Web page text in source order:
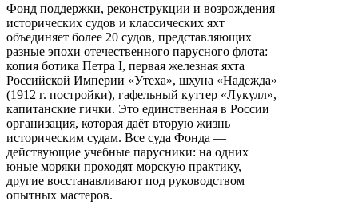
Фонд поддержки, реконструкции и возрождения
исторических судов и классических яхт
объединяет более 20 судов, представляющих
разные эпохи отечественного парусного флота:
копия ботика Петра I, первая железная яхта
Российской Империи «Утеха», шхуна «Надежда»
(1912 г. постройки), гафельный куттер «Лукулл»,
капитанские гички. Это единственная в России
организация, которая даёт вторую жизнь
историческим судам. Все суда Фонда —
действующие учебные парусники: на одних
юные моряки проходят морскую практику,
другие восстанавливают под руководством
опытных мастеров.